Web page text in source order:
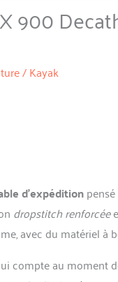
900
/Kayak
d’expédition
dropstitch renforcée
avec du matériel à
compte au moment